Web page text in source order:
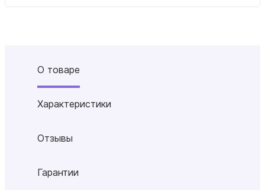
О товаре
Характеристики
Отзывы
Гарантии